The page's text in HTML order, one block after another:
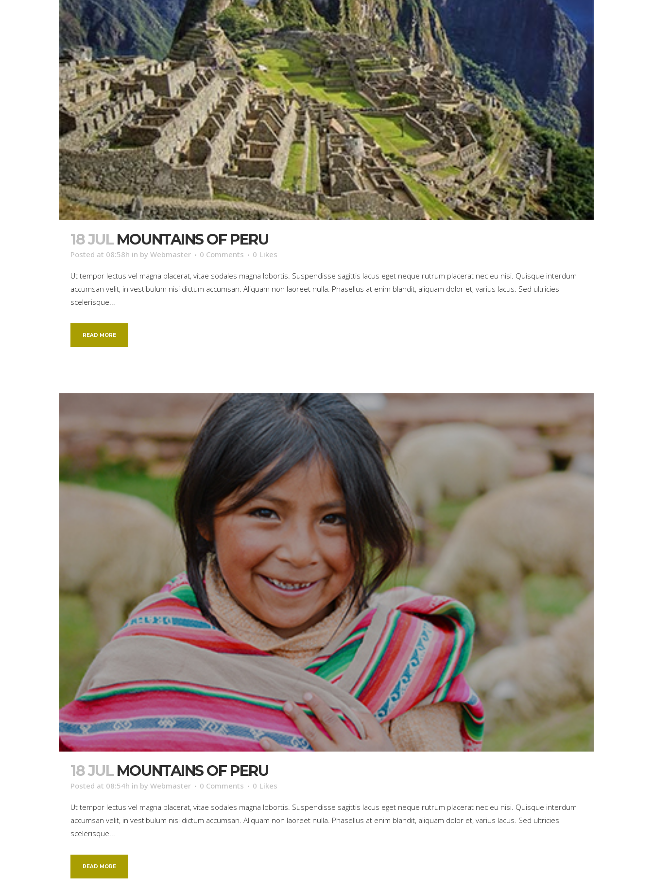
18 JUL MOUNTAINS OF PERU
Posted at 08:58h in by Webmaster 0 Comments 0 Likes
Ut tempor lectus vel magna placerat, vitae sodales magna lobortis. Suspendisse sagittis lacus eget neque rutrum placerat nec eu nisi. Quisque interdum
accumsan velit, in vestibulum nisi dictum accumsan. Aliquam non laoreet nulla. Phasellus at enim blandit, aliquam dolor et, varius lacus. Sed ultricies
scelerisque...
READ MORE
18 JUL MOUNTAINS OF PERU
Posted at 08:54h in by Webmaster 0 Comments 0 Likes
Ut tempor lectus vel magna placerat, vitae sodales magna lobortis. Suspendisse sagittis lacus eget neque rutrum placerat nec eu nisi. Quisque interdum
accumsan velit, in vestibulum nisi dictum accumsan. Aliquam non laoreet nulla. Phasellus at enim blandit, aliquam dolor et, varius lacus. Sed ultricies
scelerisque...
READ MORE